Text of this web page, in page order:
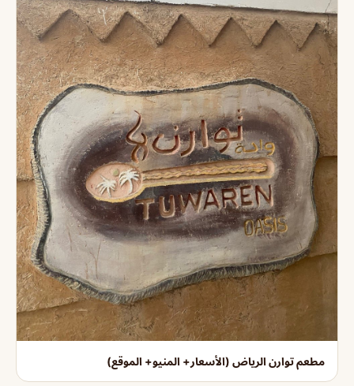
مطعم توارن الرياض (الأسعار+ المنيو+ الموقع)